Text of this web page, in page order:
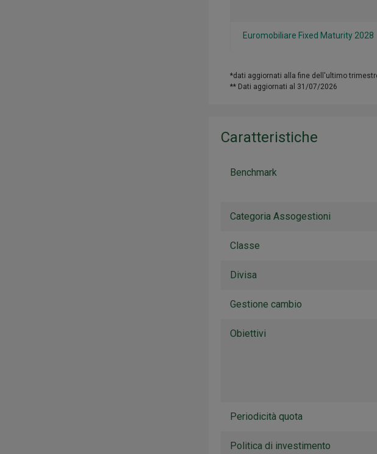
Euromobiliare Fixed Maturity 2028
*dati aggiornati alla fine dell'ultimo
** Dati aggiornati al 31/07/2026
Caratteristiche
Benchmark
Categoria Assogestioni
Classe
Divisa
Gestione cambio
Obiettivi
Periodicità quota
Politica di investimento